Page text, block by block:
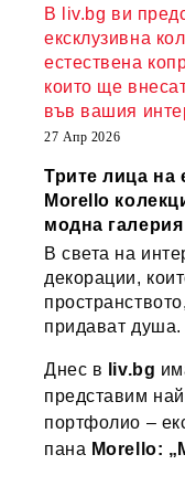
В liv.bg ви
ексклузивна
естествена
които ще
във вашия
27 Апр 2026
Трите лица на
Morello
модна галерия
В света на
декорации,
придават душа.
Днес в liv.bg
представим
портфолио –
пана Morello: